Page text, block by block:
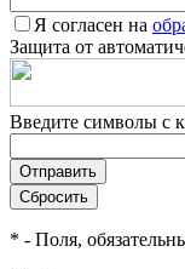
Я согласен на
Защита от
Введите символы с
* - Поля,